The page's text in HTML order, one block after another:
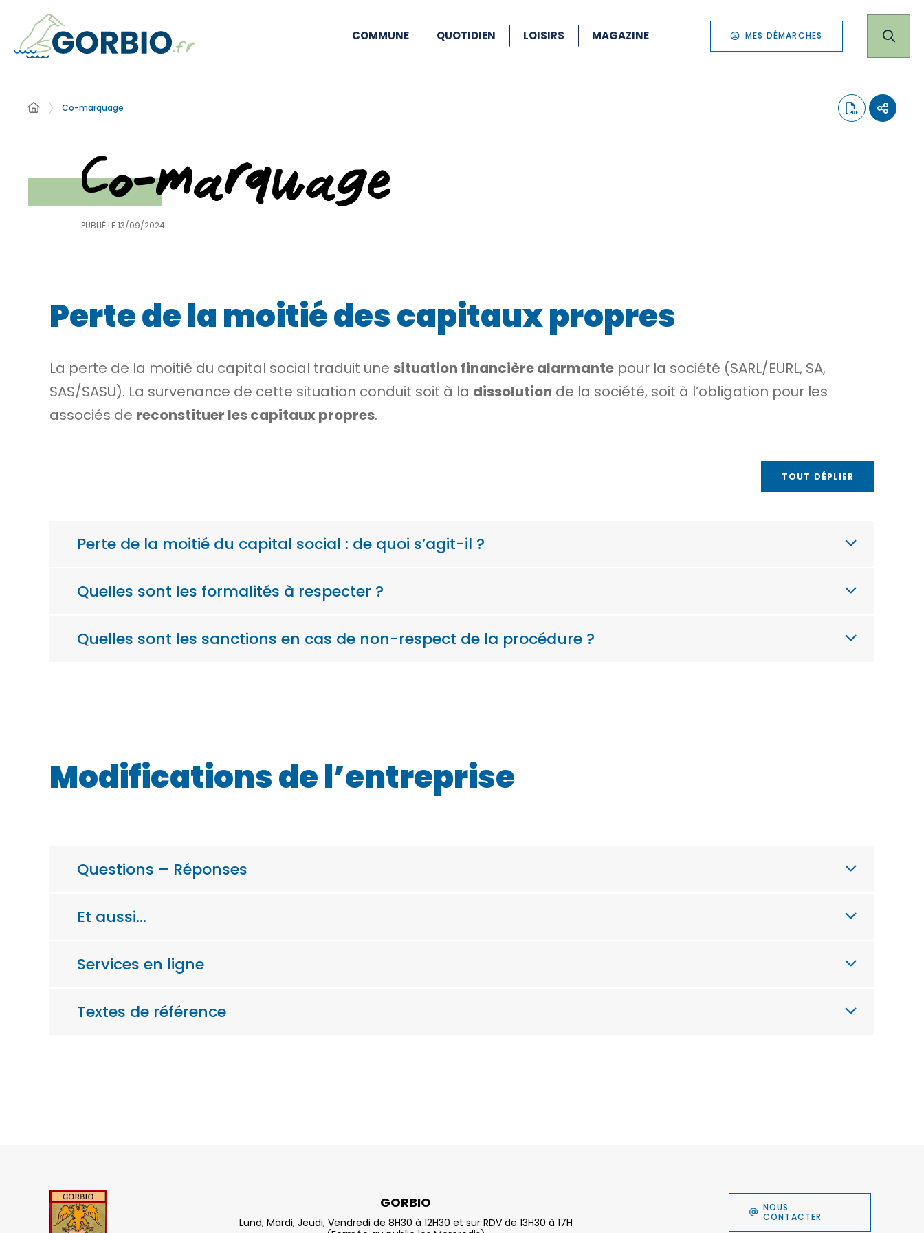
COMMUNE QUOTIDIEN LOISIRS MAGAZINE MES DÉMARCHES
Co-marquage
Co-marquage
PUBLIÉ LE13/09/2024
Perte de la moitié des capitaux propres
La perte de la moitié du capital social traduit une situation financière alarmante pour la société (SARL/EURL, SA,
SAS/SASU). La survenance de cette situation conduit soit à la dissolution de la société, soit à l’obligation pour les
associés de reconstituer les capitaux propres.
TOUT DÉPLIER
Perte de la moitié du capital social : de quoi s’agit-il ?
Quelles sont les formalités à respecter ?
Quelles sont les sanctions en cas de non-respect de la procédure ?
Modifications de l’entreprise
Questions – Réponses
Et aussi…
Services en ligne
Textes de référence
GORBIO
Lund, Mardi, Jeudi, Vendredi de 8H30 à 12H30 et sur RDV de 13H30 à 17H
NOUS
CONTACTER